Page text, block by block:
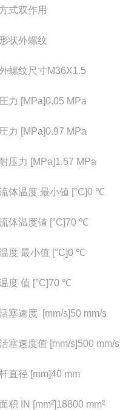
式双作用
状外螺纹
螺纹尺寸M36X1.5
力 [MPa]0.05 MPa
力 [MPa]0.97 MPa
压力 [MPa]1.57 MPa
体温度 最小値 [°C]0 ℃
体温度値 [°C]70 ℃
度 最小值 [°C]0 ℃
度 值 [°C]70 ℃
塞速度 [mm/s]50 mm/s
塞速度值 [mm/s]500 mm/s
直径 [mm]40 mm
积 IN [mm²]18800 mm²